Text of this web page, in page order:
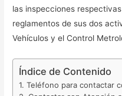
las inspecciones
reglamentos de sus dos
Vehículos y el Control
Índice de Contenido
Teléfono para contactar